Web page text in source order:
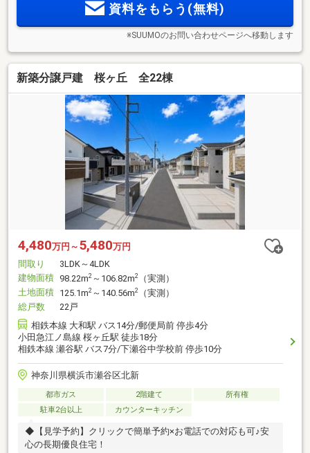
資料をもらう(無料)
※SUUMOのお問い合わせページへ移動します
新築分譲戸建 桜ヶ丘 全22棟
4,480万円～ 5,480万円
間取り
3LDK～4LDK
建物面積 98.22m2 ～106.82m2
（実測）
土地面積 125.1m2 ～140.56m2
（実測）
総戸数
22戸
相鉄本線 大和駅 バス14分/郵便局前 停歩4分
小田急江ノ島線 桜ヶ丘駅 徒歩18分
相鉄本線 瀬谷駅 バス7分/下瀬谷中学校前 停歩10分
神奈川県横浜市瀬谷区北新
都市ガス 2階建て
所有権
駐車2台以上
カウンターキッチン
◆【見学予約】クリックで簡単予約×お電話での対応も可♪安
心の長期優良住宅！